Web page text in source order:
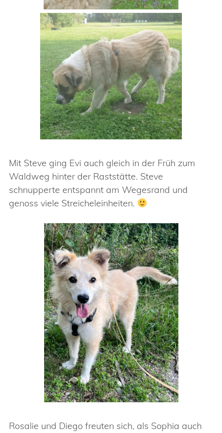
Mit Steve ging Evi auch gleich in der Früh zum
Waldweg hinter der Raststätte. Steve
schnupperte entspannt am Wegesrand und
genoss viele Streicheleinheiten.
Rosalie und Diego freuten sich, als Sophia auch